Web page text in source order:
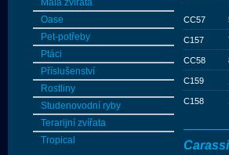
Malá zvířata
Oase
Pet-potřeby
Ptáci
Příslušenství
Rostliny
Studenovodní ryby
Terarijní zvířata
Tropical
CC57
C157
CC58
C159
C158